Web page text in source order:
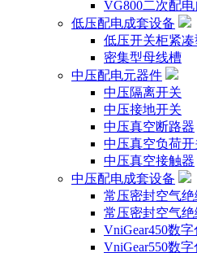
VG800二次配
低压配电成套设备
低压开关柜紧凑
密集型母线槽
中压配电元器件
中压隔离开关
中压接地开关
中压真空断路器
中压真空负荷开
中压真空接触器
中压配电成套设备
常压密封空气绝
常压密封空气绝
VniGear450数
VniGear550数